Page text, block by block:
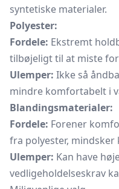
syntetiske materialer.
Polyester:
Fordele: Ekstremt
tilbøjeligt til at miste
Ulemper: Ikke så
mindre komfortabelt i
Blandingsmaterialer:
Fordele: Forener
fra polyester, mindsker
Ulemper: Kan have
vedligeholdelseskrav